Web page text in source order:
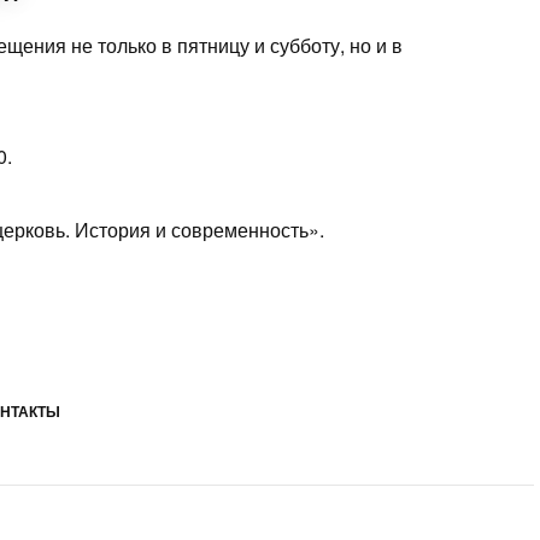
не только в пятницу и субботу, но и в
История и современность».